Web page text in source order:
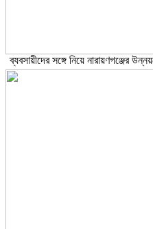
ব্যবসায়ীদের সঙ্গে নিয়ে নারায়ণগঞ্জের